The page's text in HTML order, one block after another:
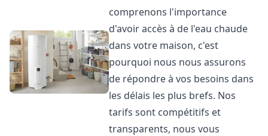
comprenons l'importance
d'avoir accès à de l'eau chaude
dans votre maison, c'est
pourquoi nous nous assurons
de répondre à vos besoins dans
les délais les plus brefs. Nos
tarifs sont compétitifs et
transparents, nous vous